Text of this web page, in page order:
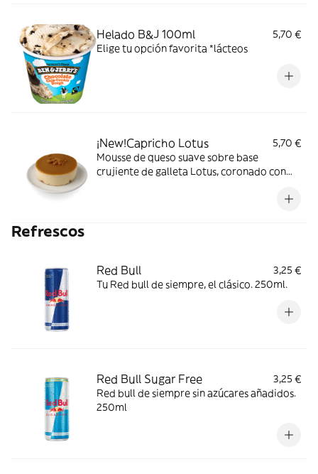
Helado B&J 100ml
5,70 €
Elige tu opción favorita *lácteos
¡New!Capricho Lotus
5,70 €
Mousse de queso suave sobre base
crujiente de galleta Lotus, coronado con
Refrescos
Red Bull
3,25 €
Tu Red bull de siempre, el clásico. 250ml.
Red Bull Sugar Free
3,25 €
Red bull de siempre sin azúcares añadidos.
250ml